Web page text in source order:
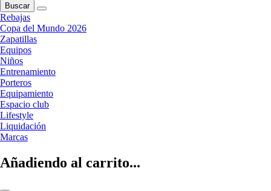
Buscar
Rebajas
Copa del Mundo 2026
Zapatillas
Equipos
Niños
Entrenamiento
Porteros
Equipamiento
Espacio club
Lifestyle
Liquidación
Marcas
Añadiendo al carrito...